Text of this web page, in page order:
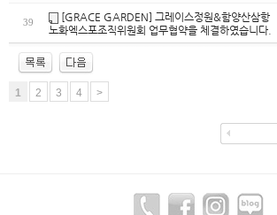
39
[GRACE GARDEN] 그레이스정원&함양산삼항
노화엑스포조직위원회 업무협약을 체결하였습니다.
1 2 3 4 >